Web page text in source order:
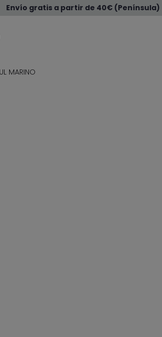
Envío gratis a partir de 40€ (Península)
MARINO